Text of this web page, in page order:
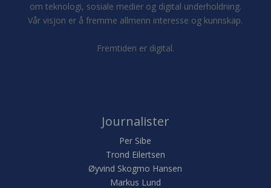
om teknologi, sosiale medier og digital underholdning.
Vår visjon er å fremme allmenn interesse og kunnskap.
Fremtiden er digital.
Journalister
Per Sibe
Trond Eilertsen
Øyvind Skogmo Hansen
Markus Lund